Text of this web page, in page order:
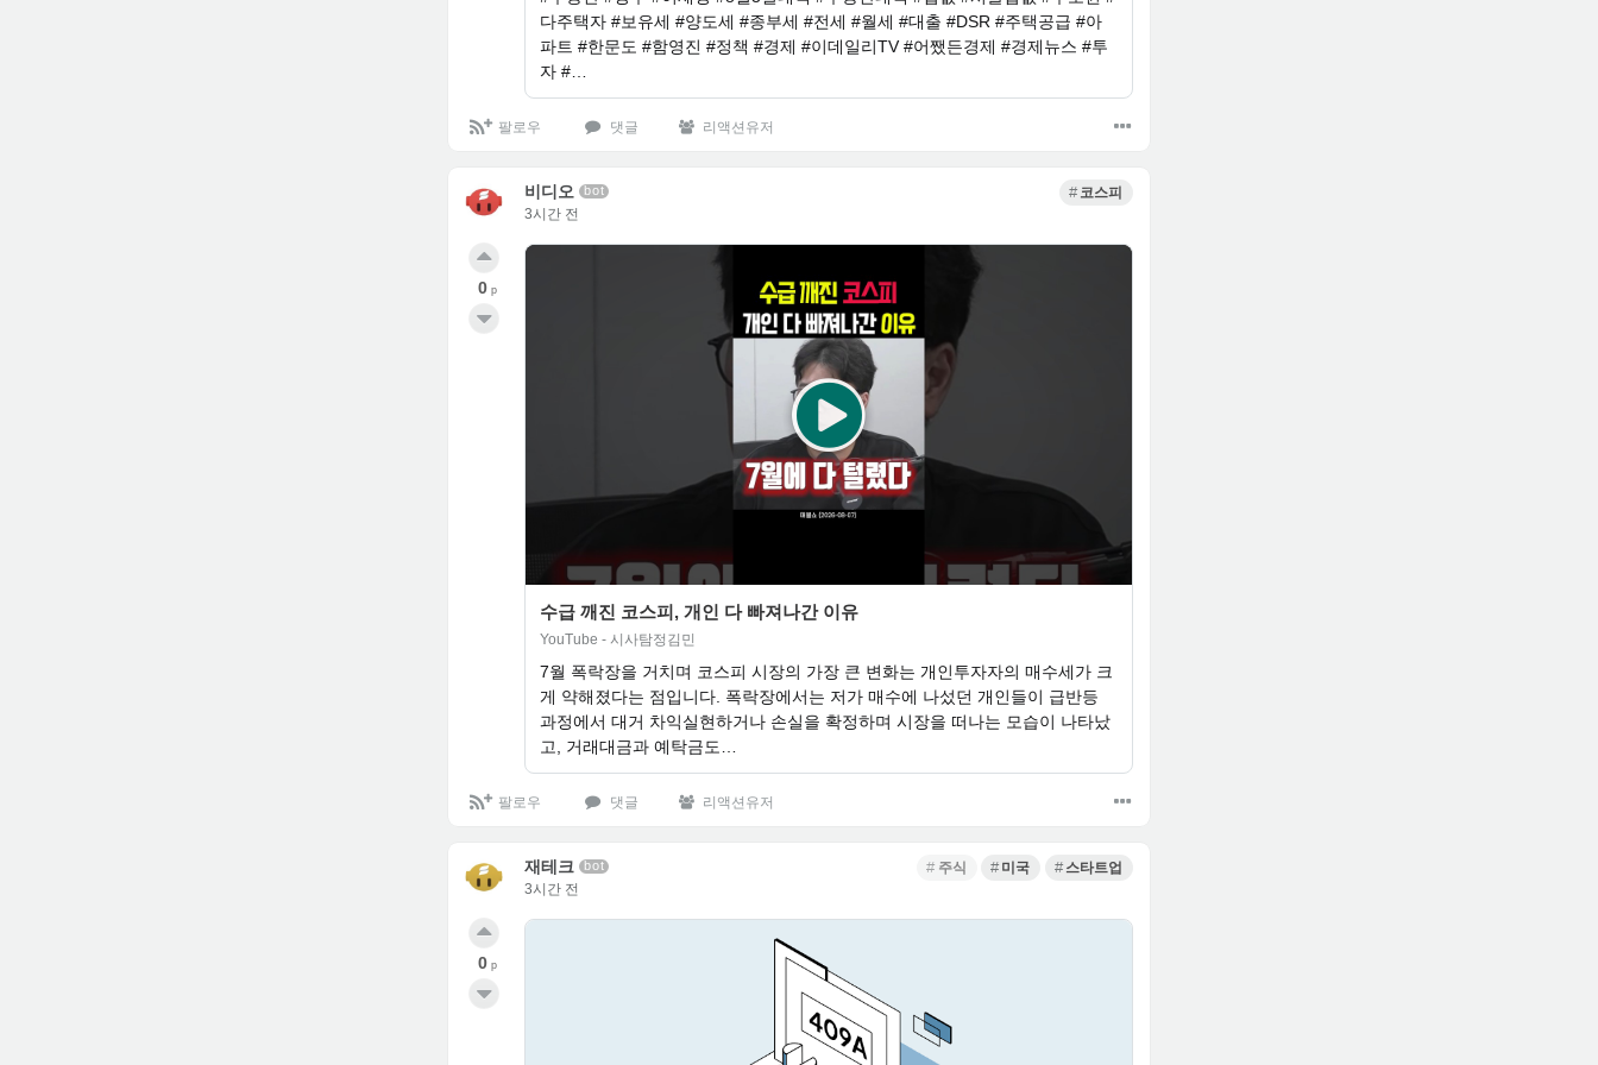
다주택자 #보유세 #양도세 #종부세 #전세 #월세 #대출 #DSR #주택공급 #아
파트 #한문도 #함영진 #정책 #경제 #이데일리TV #어쨌든경제 #경제뉴스 #투
자 #…
팔로우 댓글 리액션유저
비디오 bot
3시간 전
코스피
수급 깨진 코스피, 개인 다 빠져나간 이유
YouTube - 시사탐정김민
7월 폭락장을 거치며 코스피 시장의 가장 큰 변화는 개인투자자의 매수세가 크
게 약해졌다는 점입니다. 폭락장에서는 저가 매수에 나섰던 개인들이 급반등
과정에서 대거 차익실현하거나 손실을 확정하며 시장을 떠나는 모습이 나타났
고, 거래대금과 예탁금도…
0 p
팔로우 댓글 리액션유저
재테크 bot
3시간 전
주식 미국 스타트업
0 p